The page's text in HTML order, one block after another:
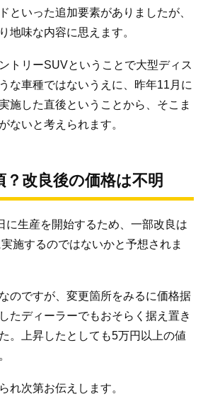
といった追加要素がありましたが、
地味な内容に思えます。
トリーSUVということで大型ディス
な車種ではないうえに、昨年11月に
施した直後ということから、そこま
ないと考えられます。
？改良後の価格は不明
に生産を開始するため、一部改良は
施するのではないかと予想されま
のですが、変更箇所をみるに価格据
たディーラーでもおそらく据え置き
。上昇したとしても5万円以上の値
れ次第お伝えします。